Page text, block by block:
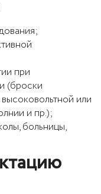
при
(броски
или
и пр.);
больницы,